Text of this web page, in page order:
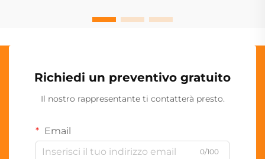
Richiedi un preventivo gratuito
Il nostro rappresentante ti contatterà presto.
Email
0/100